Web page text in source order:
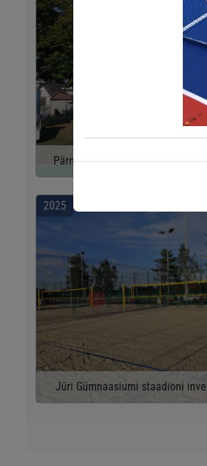
Pärnu Noorteväljaku
2025
Jüri Gümnaasiumi staadioni